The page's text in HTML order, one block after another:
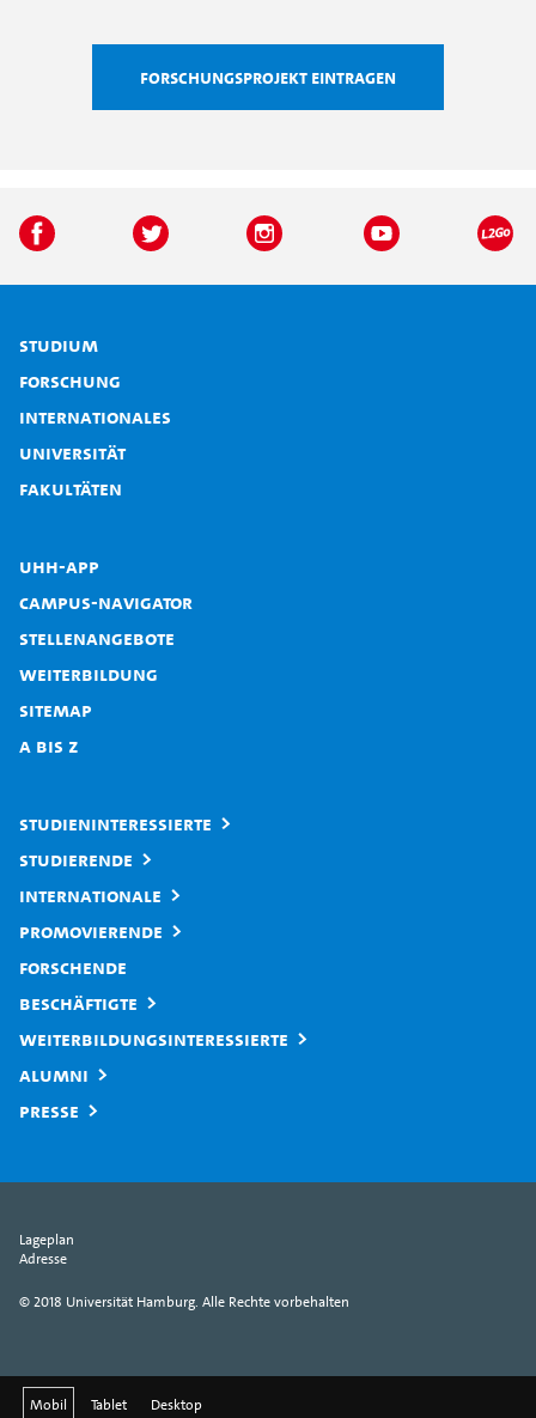
Forschungsprojekt eintragen
Studium
Forschung
Internationales
Universität
Fakultäten
UHH-App
Campus-Navigator
Stellenangebote
Weiterbildung
Sitemap
A bis Z
Studieninteressierte
Studierende
Internationale
Promovierende
Forschende
Beschäftigte
Weiterbildungsinteressierte
Alumni
Presse
Lageplan
Adresse
© 2018 Universität Hamburg. Alle Rechte vorbehalten
Mobil Tablet Desktop